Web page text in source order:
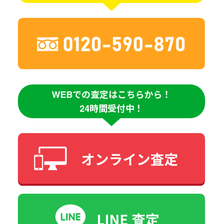
WEBでの査定はこちらから！
24時間受付中！